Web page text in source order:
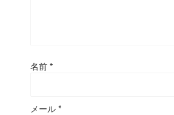
名前 *
メール *